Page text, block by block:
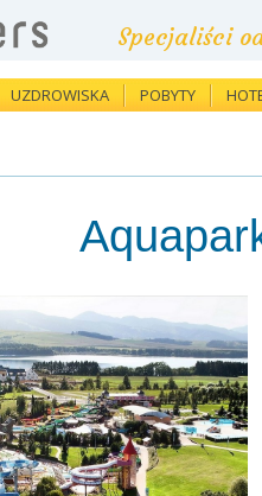
Specjaliści
UZDROWISKA POBYTY